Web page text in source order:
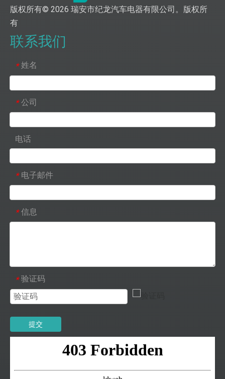
版权所有© 2026 瑞安市纪龙汽车电器有限公司。版权所
有
联系我们
* 姓名
* 公司
电话
* 电子邮件
* 信息
* 验证码
提交